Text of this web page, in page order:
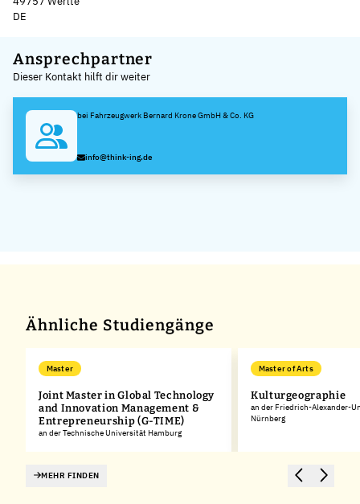
DE
+
−
Ansprechpartner
Dieser Kontakt hilft dir weiter
bei Fahrzeugwerk Bernard Krone GmbH & Co. KG
info@think-ing.de
Ähnliche Studiengänge
Master
Joint Master in Global Technology
and Innovation Management &
Entrepreneurship (G-TIME)
an der Technische Universität Hamburg
Master of Arts
Kulturgeographie
an der Friedrich-Alexander-
Nürnberg
MEHR FINDEN